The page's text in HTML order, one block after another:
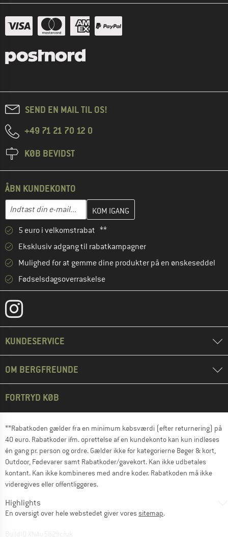
SEND EN MAIL TIL OS!
+49 71 21 70 12 0
KØB BEVIDST
ÅBN KUNDEKONTO
E-mail-adresse
Indtast din e-mailadresse her, og opret i næste trin din
5 euro i velkomstrabat **
Eksklusiv adgang til rabatkampagner
Mulighed for at gemme dine produkter på en ønskeseddel
Fødselsdagsoverraskelse
KUNDESERVICE
OM BERGFREUNDE
FORTRYD KØB
**Rabatkoden gælder fra en minimum købsværdi (efter returnering) på
40 euro. Rabatkoder ifm. oprettelse af en kundekonto kan kun indløses
én gang pr. person og ordre. Gælder ikke for kategorierne Bøger & kort,
Outdoor, Fødevarer samt Rabatkoder/gavekort. Kan ikke udbetales
kontant. Kan ikke kombineres med andre koder. Rabatkoden må ikke
videregives eller offentliggøres.
Highlights
En oversigt over hele webstedet giver voressitemap.